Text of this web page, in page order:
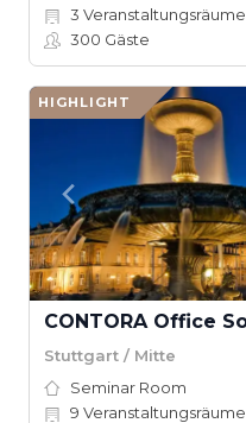
3 Veranstaltungsräume
300 Gäste
HIGHLIGHT
Stuttgart / Mitte
Seminar Room
9 Veranstaltungsräume